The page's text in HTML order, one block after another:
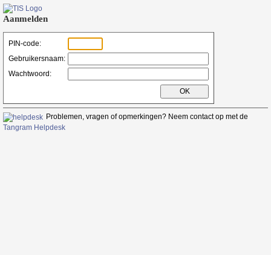
Aanmelden
PIN-code:
Gebruikersnaam:
Wachtwoord:
Problemen, vragen of opmerkingen? Neem contact op met de
Tangram Helpdesk